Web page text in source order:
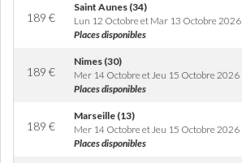
189 €
Saint Aunes (34)
Lun 12 Octobre et Mar 13 Octobre 2026
Places disponibles
189 €
Nimes (30)
Mer 14 Octobre et Jeu 15 Octobre 2026
Places disponibles
189 €
Marseille (13)
Mer 14 Octobre et Jeu 15 Octobre 2026
Places disponibles